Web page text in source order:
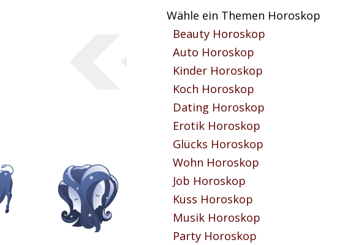
Wähle ein Themen Horoskop
Beauty Horoskop
Auto Horoskop
Kinder Horoskop
Koch Horoskop
Dating Horoskop
Erotik Horoskop
Glücks Horoskop
Wohn Horoskop
Job Horoskop
Kuss Horoskop
Musik Horoskop
Party Horoskop